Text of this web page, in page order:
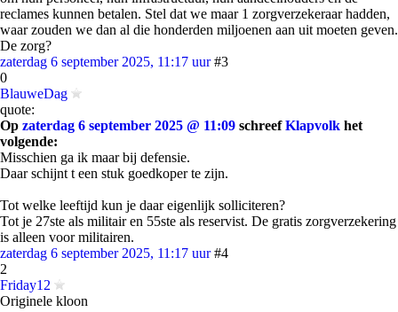
reclames kunnen betalen. Stel dat we maar 1 zorgverzekeraar hadden,
waar zouden we dan al die honderden miljoenen aan uit moeten geven.
De zorg?
zaterdag 6 september 2025, 11:17 uur #3
0
BlauweDag
quote:
Op zaterdag 6 september 2025 @ 11:09 schreefKlapvolk het
volgende:
Misschien ga ik maar bij defensie.
Daar schijnt t een stuk goedkoper te zijn.
Tot welke leeftijd kun je daar eigenlijk solliciteren?
Tot je 27ste als militair en 55ste als reservist. De gratis zorgverzekering
is alleen voor militairen.
zaterdag 6 september 2025, 11:17 uur #4
2
Friday12
Originele kloon